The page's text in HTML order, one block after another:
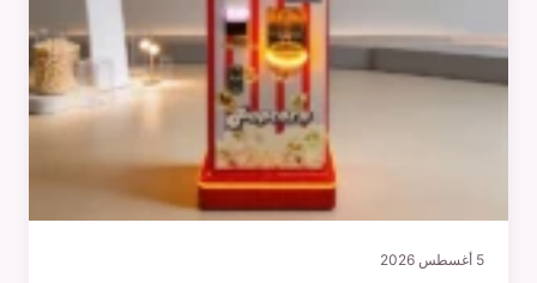
5 أغسطس 2026